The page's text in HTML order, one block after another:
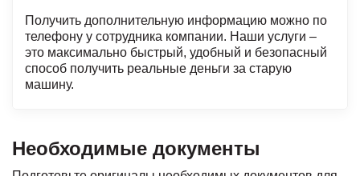
Получить дополнительную информацию можно по
телефону у сотрудника компании. Наши услуги –
это максимально быстрый, удобный и безопасный
способ получить реальные деньги за старую
машину.
Необходимые документы